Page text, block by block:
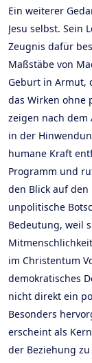
Ein weiterer
Jesu selbst. Sein
Zeugnis dafür
Maßstäbe von
Geburt in Armut,
das Wirken ohne
zeigen nach dem
in der
humane Kraft
Programm und
den Blick auf den
unpolitische
Bedeutung, weil
im Christentum
demokratisches
nicht direkt ein
Besonders
erscheint als
der Beziehung